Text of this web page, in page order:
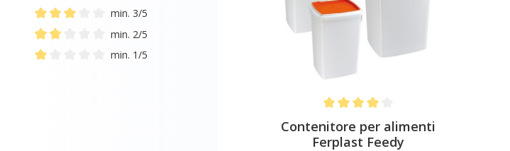
Add filter: Minimum rating of 4 out of 5 stars
Add filter: Minimum rating of 3 out of 5 stars
min. 3/5
Add filter: Minimum rating of 2 out of 5 stars
min. 2/5
min. 1/5
Average rating of 4 out of 5 stars
Contenitore per alimenti
Ferplast Feedy